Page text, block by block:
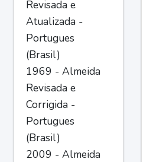
Revisada e
Atualizada -
Portugues
(Brasil)
1969 - Almeida
Revisada e
Corrigida -
Portugues
(Brasil)
2009 - Almeida